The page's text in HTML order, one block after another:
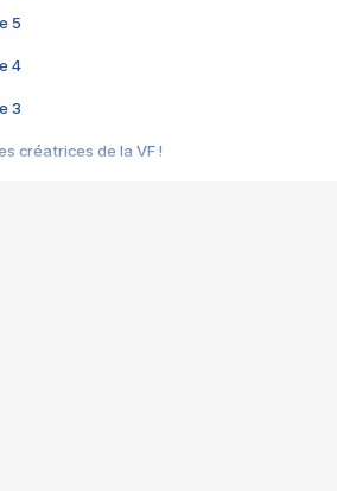
5
4
3
créatrices de la VF !